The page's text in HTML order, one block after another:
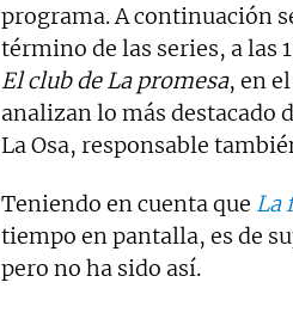
programa. A continuación
término de las series, a las
El club de La promesa, en
analizan lo más destacado
La Osa, responsable
Teniendo en cuenta que La
tiempo en pantalla, es de
pero no ha sido así.